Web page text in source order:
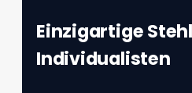
Einzigartige
Individualisten